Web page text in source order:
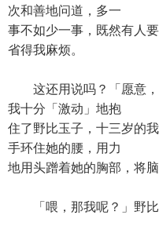
次和善地问道，多一
事不如少一事，既然有人
省得我麻烦。
这还用说吗？「愿意，
我十分「激动」地抱
住了野比玉子，十三岁的
手环住她的腰，用力
地用头蹭着她的胸部，将
「喂，那我呢？」野比